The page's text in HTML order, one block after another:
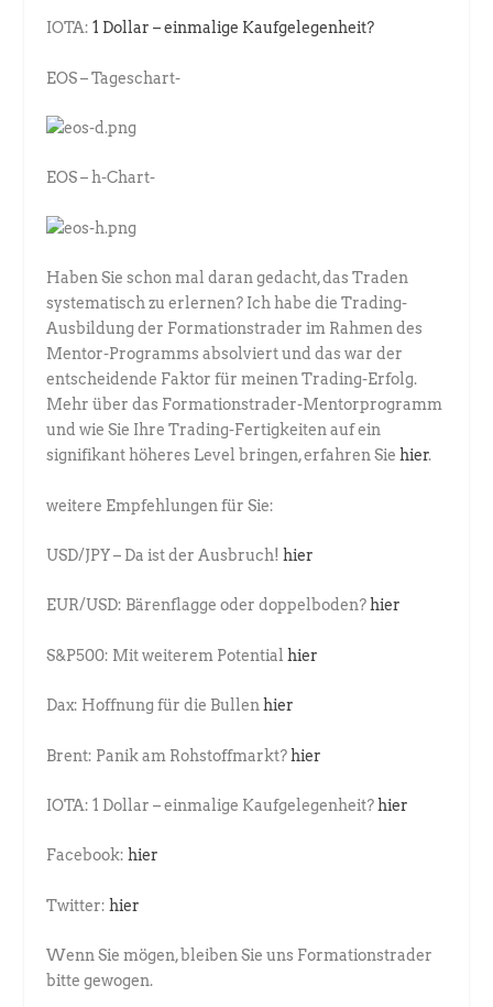
IOTA:1 Dollar – einmalige Kaufgelegenheit?
EOS – Tageschart-
EOS – h-Chart-
Haben Sie schon mal daran gedacht, das Traden
systematisch zu erlernen? Ich habe die Trading-
Ausbildung der Formationstrader im Rahmen des
Mentor-Programms absolviert und das war der
entscheidende Faktor für meinen Trading-Erfolg.
Mehr über das Formationstrader-Mentorprogramm
und wie Sie Ihre Trading-Fertigkeiten auf ein
signifikant höheres Level bringen, erfahren Siehier.
weitere Empfehlungen für Sie:
USD/JPY – Da ist der Ausbruch! hier
EUR/USD: Bärenflagge oder doppelboden?hier
S&P500: Mit weiterem Potential hier
Dax: Hoffnung für die Bullenhier
Brent: Panik am Rohstoffmarkt?hier
IOTA: 1 Dollar – einmalige Kaufgelegenheit? hier
Facebook:hier
Twitter: hier
Wenn Sie mögen, bleiben Sie uns Formationstrader
bitte gewogen.